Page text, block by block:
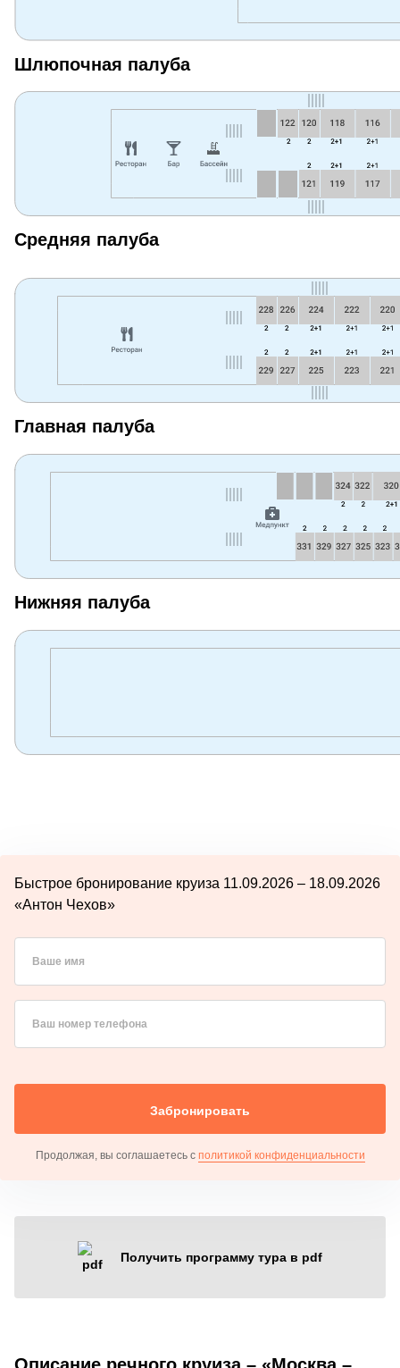
Шлюпочная палуба
Средняя палуба
Главная палуба
Нижняя палуба
Быстрое бронирование круиза 11.09.2026 – 18.09.2026
«Антон Чехов»
Ваше имя
Ваш номер телефона
Забронировать
Продолжая, вы соглашаетесь с политикой конфиденциальности
Получить программу тура в pdf